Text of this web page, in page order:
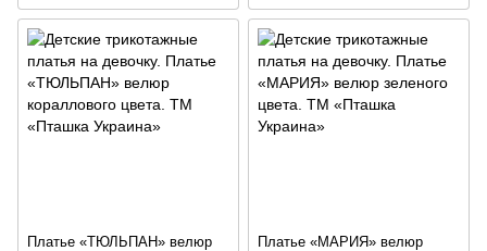
Платье «ТЮЛЬПАН» велюр
Платье «МАРИЯ» велюр